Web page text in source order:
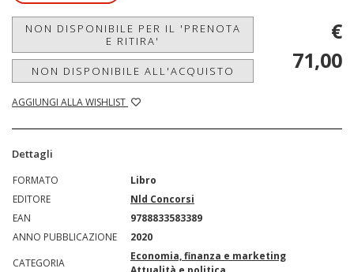
NON DISPONIBILE PER IL 'PRENOTA
E RITIRA'
NON DISPONIBILE ALL'ACQUISTO
AGGIUNGI ALLA WISHLIST
€
71,00
Dettagli
FORMATO
Libro
EDITORE
Nld Concorsi
EAN
9788833583389
ANNO PUBBLICAZIONE
2020
CATEGORIA
Economia, finanza e marketing